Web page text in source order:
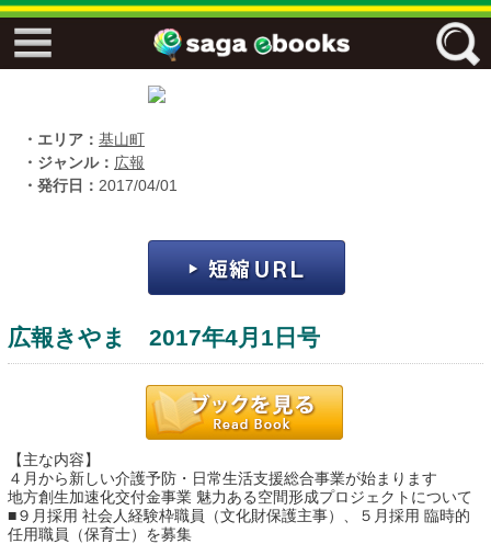
エリア
キーワード
佐賀ワード
・エリア： 基山町
・ジャンル： 広報
・発行日： 2017/04/01
広報きやま 2017年4月1日号
【主な内容】
４月から新しい介護予防・日常生活支援総合事業が始まります
地方創生加速化交付金事業 魅力ある空間形成プロジェクトについて
■９月採用 社会人経験枠職員（文化財保護主事）、５月採用 臨時的
任用職員（保育士）を募集
↓↓ ebooks専用本棚 ↓↓